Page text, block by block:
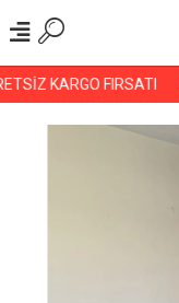
KARGO FIRSATI